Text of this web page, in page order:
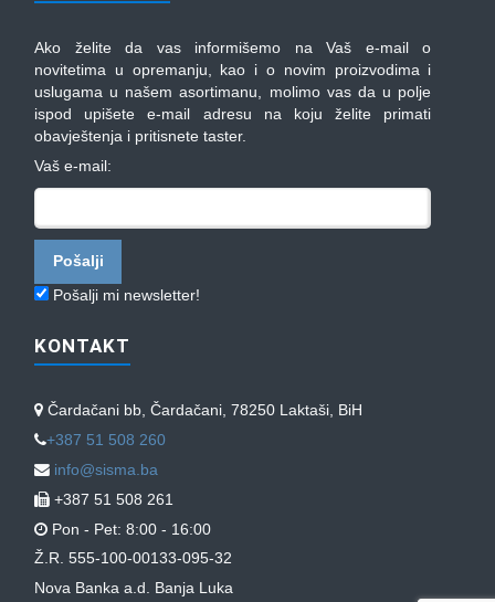
Ako želite da vas informišemo na Vaš e-mail o
novitetima u opremanju, kao i o novim proizvodima i
uslugama u našem asortimanu, molimo vas da u polje
ispod upišete e-mail adresu na koju želite primati
obavještenja i pritisnete taster.
Vaš e-mail:
Pošalji mi newsletter!
KONTAKT
Čardačani bb, Čardačani, 78250 Laktaši, BiH
+387 51 508 260
info@sisma.ba
+387 51 508 261
Pon - Pet: 8:00 - 16:00
Ž.R. 555-100-00133-095-32
Nova Banka a.d. Banja Luka